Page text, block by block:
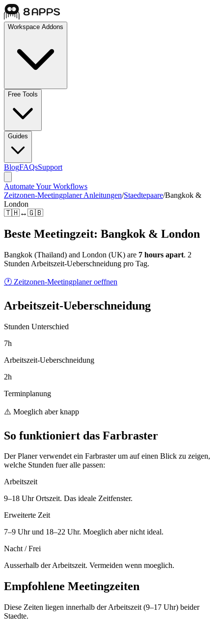
Workspace Addons
Free Tools
Guides
BlogFAQsSupport
Automate Your Workflows
Zeitzonen-Meetingplaner Anleitungen/Staedtepaare/Bangkok &
London
🇹🇭↔🇬🇧
Beste Meetingzeit: Bangkok & London
Bangkok (Thailand) and London (UK) are 7 hours apart. 2
Stunden Arbeitszeit-Ueberschneidung pro Tag.
🕐 Zeitzonen-Meetingplaner oeffnen
Arbeitszeit-Ueberschneidung
Stunden Unterschied
7h
Arbeitszeit-Ueberschneidung
2h
Terminplanung
⚠️ Moeglich aber knapp
So funktioniert das Farbraster
Der Planer verwendet ein Farbraster um auf einen Blick zu zeigen,
welche Stunden fuer alle passen:
Arbeitszeit
9–18 Uhr Ortszeit. Das ideale Zeitfenster.
Erweiterte Zeit
7–9 Uhr und 18–22 Uhr. Moeglich aber nicht ideal.
Nacht / Frei
Ausserhalb der Arbeitszeit. Vermeiden wenn moeglich.
Empfohlene Meetingzeiten
Diese Zeiten liegen innerhalb der Arbeitszeit (9–17 Uhr) beider
Staedte.